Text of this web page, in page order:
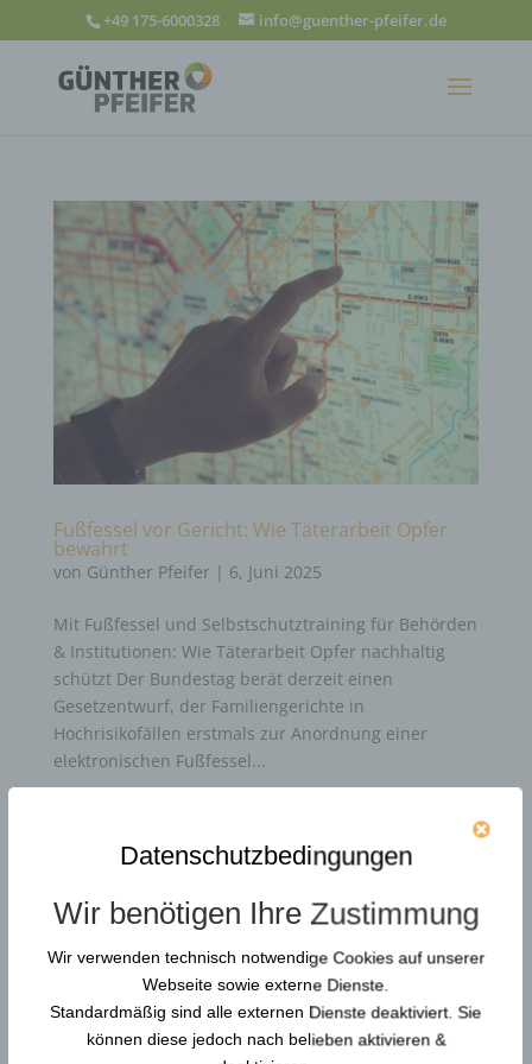
+49 175-6000328 info@guenther-pfeifer.de
Fußfessel vor Gericht: Wie Täterarbeit Opfer
bewahrt
von Günther Pfeifer| 6, Juni 2025
Mit Fußfessel und Selbstschutztraining für Behörden
& Institutionen: Wie Täterarbeit Opfer nachhaltig
schützt Der Bundestag berät derzeit einen
Gesetzentwurf, der Familiengerichte in
Hochrisikofällen erstmals zur Anordnung einer
elektronischen Fußfessel...
Neue Artikel
Gewaltschutzkoordinator in KRITIS: Resilienz und
Gewaltprävention
Reform der DGUV Vorschrift 2: Gewaltprävention &
Datenschutzbedingungen
Wir benötigen Ihre Zustimmung
Wir verwenden technisch notwendige Cookies auf unserer
Webseite sowie externe Dienste.
Standardmäßig sind alle externen Dienste deaktiviert. Sie
können diese jedoch nach belieben aktivieren &